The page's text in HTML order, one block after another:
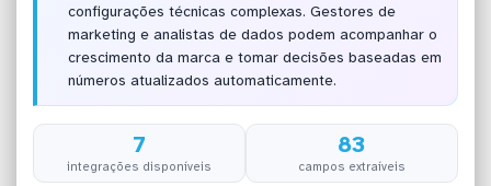
configurações técnicas complexas. Gestores de
marketing e analistas de dados podem acompanhar o
crescimento da marca e tomar decisões baseadas em
números atualizados automaticamente.
7
integrações disponíveis
83
campos extraíveis